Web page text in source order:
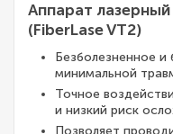
Аппарат лазерный
(FiberLase VT2)
Безболезненное и
минимальной
Точное
и низкий риск
Позволяет